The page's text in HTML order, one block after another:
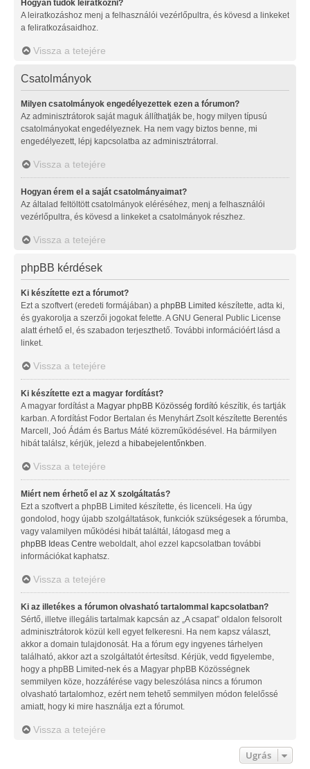
Hogyan tudok leiratkozni?
A leiratkozáshoz menj a felhasználói vezérlőpultra, és kövesd a linkeket
a feliratkozásaidhoz.
Vissza a tetejére
Csatolmányok
Milyen csatolmányok engedélyezettek ezen a fórumon?
Az adminisztrátorok saját maguk állíthatják be, hogy milyen típusú
csatolmányokat engedélyeznek. Ha nem vagy biztos benne, mi
engedélyezett, lépj kapcsolatba az adminisztrátorral.
Vissza a tetejére
Hogyan érem el a saját csatolmányaimat?
Az általad feltöltött csatolmányok eléréséhez, menj a felhasználói
vezérlőpultra, és kövesd a linkeket a csatolmányok részhez.
Vissza a tetejére
phpBB kérdések
Ki készítette ezt a fórumot?
Ezt a szoftvert (eredeti formájában) a phpBB Limited készítette, adta ki,
és gyakorolja a szerzői jogokat felette. A GNU General Public License
alatt érhető el, és szabadon terjeszthető. További információért lásd a
linket.
Vissza a tetejére
Ki készítette ezt a magyar fordítást?
A magyar fordítást a Magyar phpBB Közösség fordító készítik, és tartják
karban. A fordítást Fodor Bertalan és Menyhárt Zsolt készítette Berentés
Marcell, Joó Ádám és Bartus Máté közreműködésével. Ha bármilyen
hibát találsz, kérjük, jelezd a hibabejelentőnkben
Vissza a tetejére
Miért nem érhető el az X szolgáltatás?
Ezt a szoftvert a phpBB Limited készítette, és licenceli. Ha úgy
gondolod, hogy újabb szolgáltatások, funkciók szükségesek a fórumba,
vagy valamilyen működési hibát találtál, látogasd meg a
phpBB Ideas Centre weboldalt, ahol ezzel kapcsolatban további
információkat kaphatsz.
Vissza a tetejére
Ki az illetékes a fórumon olvasható tartalommal kapcsolatban?
Sértő, illetve illegális tartalmak kapcsán az „A csapat” oldalon felsorolt
adminisztrátorok közül kell egyet felkeresni. Ha nem kapsz választ,
akkor a domain tulajdonosát. Ha a fórum egy ingyenes tárhelyen
található, akkor azt a szolgáltatót értesítsd. Kérjük, vedd figyelembe,
hogy a phpBB Limited-nek és a Magyar phpBB Közösségnek
semmilyen köze, hozzáférése vagy beleszólása nincs a fórumon
olvasható tartalomhoz, ezért nem tehető semmilyen módon felelőssé
amiatt, hogy ki mire használja ezt a fórumot.
Vissza a tetejére
Ugrás